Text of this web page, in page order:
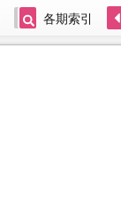
各期索引